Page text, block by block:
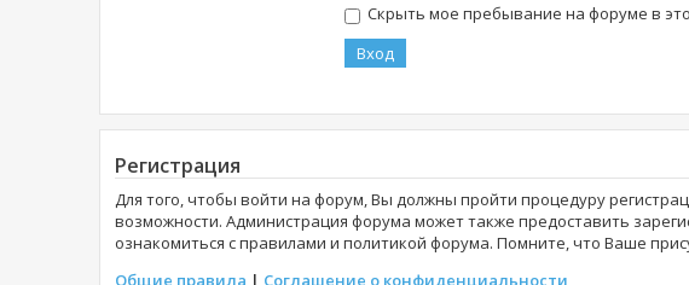
Скрыть мое пребывание на форуме в
Регистрация
Для того, чтобы войти на форум, Вы должны пройти процедуру
возможности. Администрация форума может также предоставить
ознакомиться с правилами и политикой форума. Помните, что Ваше
Общие правила | Соглашение о конфиденциальности